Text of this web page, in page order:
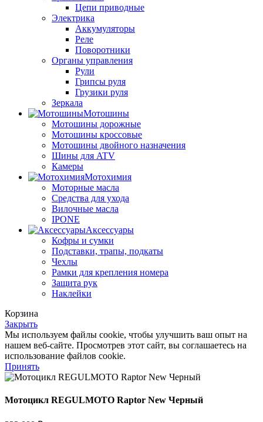
Цепи приводные
Электрика
Аккумуляторы
Реле
Поворотники
Органы управления
Рули
Грипсы руля
Грузики руля
Зеркала
Мотошины
Мотошины дорожные
Мотошины кроссовые
Мотошины двойного назначения
Шины для ATV
Камеры
Мотохимия
Моторные масла
Средства для ухода
Вилочные масла
IPONE
Аксессуары
Кофры и сумки
Подставки, трапы, подкаты
Чехлы
Рамки для крепления номера
Защита рук
Наклейки
Корзина
Закрыть
Мы используем файлы cookie, чтобы улучшить ваш опыт на
нашем веб-сайте. Просмотрев этот сайт, вы соглашаетесь на
использование файлов cookie.
Принять
Мотоцикл REGULMOTO Raptor New Черный